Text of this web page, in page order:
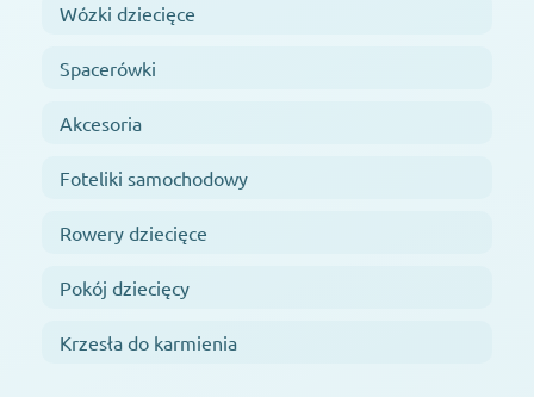
Wózki dziecięce
Spacerówki
Akcesoria
Foteliki samochodowy
Rowery dziecięce
Pokój dziecięcy
Krzesła do karmienia